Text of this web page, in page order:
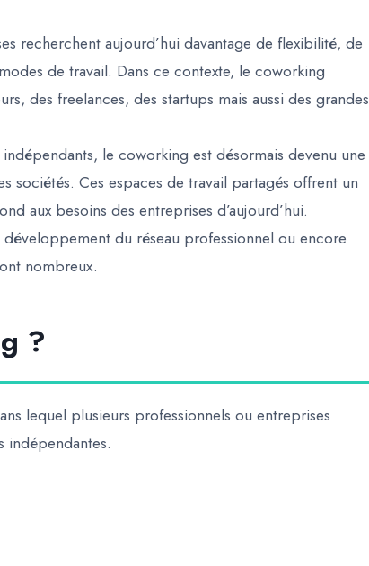
recherchent aujourd’hui davantage de flexibilité, de
de travail. Dans ce contexte, le coworking
des freelances, des startups mais aussi des grandes
le coworking est désormais devenu une
Ces espaces de travail partagés offrent un
aux besoins des entreprises d’aujourd’hui.
du réseau professionnel ou encore
nombreux.
?
lequel plusieurs professionnels ou entreprises
indépendantes.